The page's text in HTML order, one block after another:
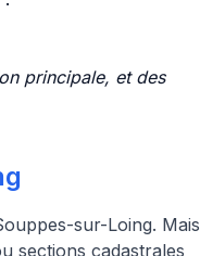
principale, et des
sur-Loing. Mais
sections cadastrales